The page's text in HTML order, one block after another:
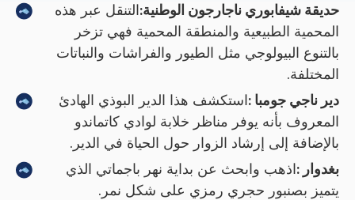
حديقة شيفابوري ناجارجون الوطنية:التنقل عبر هذه
المحمية الطبيعية والمنطقة المحمية فهي تزخر
بالتنوع البيولوجي مثل الطيور والفراشات والنباتات
المختلفة.
دير ناجي جومبا :استكشف هذا الدير البوذي الهادئ
المعروف بأنه يوفر مناظر خلابة لوادي كاتماندو
بالإضافة إلى إرشاد الزوار حول الحياة في الدير.
بغدوار :اذهب وابحث عن بداية نهر باجماتي الذي
يتميز بصنبور حجري رمزي على شكل نمر.